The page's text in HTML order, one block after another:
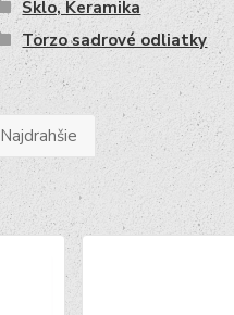
Sklo, Keramika
Torzo sadrové odliatky
Najdrahšie